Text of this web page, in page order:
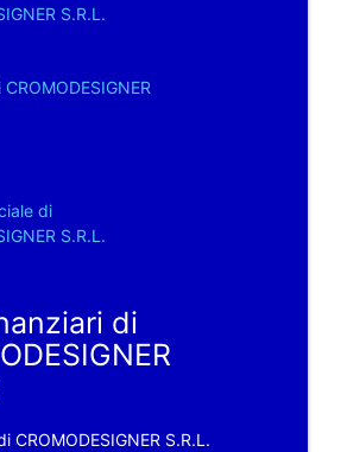
S.R.L.
di
S.R.L.
di
CROMODESIGNER S.R.L.